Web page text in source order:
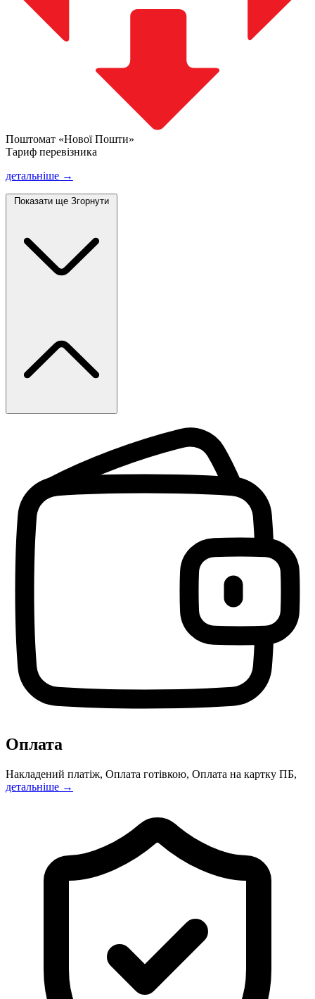
Поштомат «Нової Пошти»
Тариф перевізника
детальніше →
Показати ще Згорнути
Оплата
Накладений платіж, Оплата готівкою, Оплата на картку ПБ,
детальніше →